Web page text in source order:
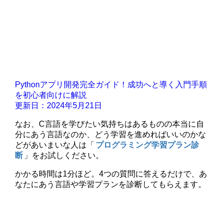
Pythonアプリ開発完全ガイド！成功へと導く入門手順
を初心者向けに解説
更新日：2024年5月21日
なお、C言語を学びたい気持ちはあるものの本当に自
分にあう言語なのか、どう学習を進めればいいのかな
どがあいまいな人は「 プログラミング学習プラン診
断 」をお試しください。
かかる時間は1分ほど。4つの質問に答えるだけで、あ
なたにあう言語や学習プランを診断してもらえます。